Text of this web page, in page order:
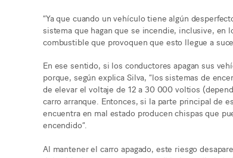
“Ya que cuando un vehículo tiene algún
sistema que hagan que se incendie, inclusive, en
combustible que provoquen que esto llegue a
En ese sentido, si los conductores apagan sus
porque, según explica Silva, “los sistemas de
de elevar el voltaje de 12 a 30 000 voltios
carro arranque. Entonces, si la parte principal de
encuentra en mal estado producen chispas que
encendido”.
Al mantener el carro apagado, este riesgo